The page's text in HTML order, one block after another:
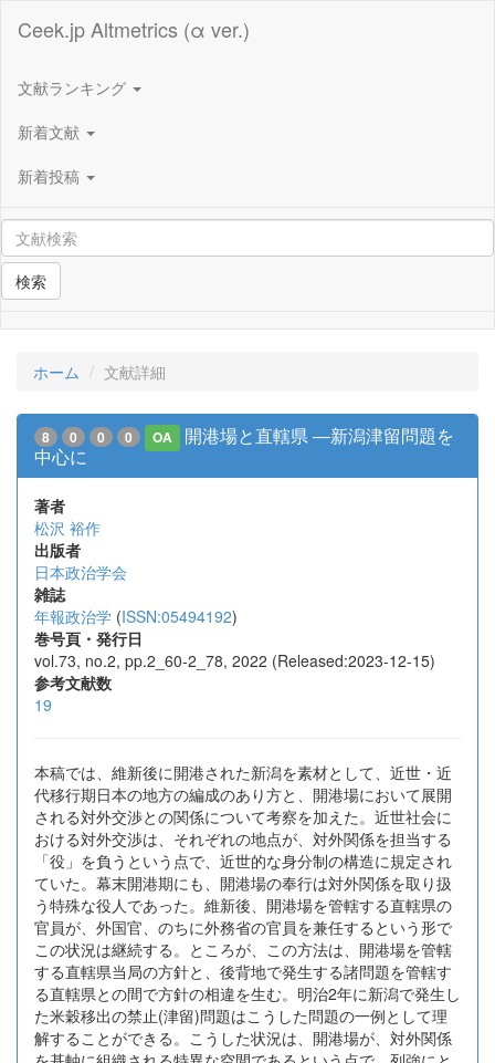
Ceek.jp Altmetrics (α ver.)
文献ランキング
新着文献
新着投稿
検索
ホーム 文献詳細
8 0 0 0 OA
開港場と直轄県 ―新潟津留問題を
中心に
著者
松沢 裕作
出版者
日本政治学会
雑誌
年報政治学 (ISSN:05494192)
巻号頁・発行日
vol.73, no.2, pp.2_60-2_78, 2022 (Released:2023-12-15)
参考文献数
19
本稿では、維新後に開港された新潟を素材として、近世・近
代移行期日本の地方の編成のあり方と、開港場において展開
される対外交渉との関係について考察を加えた。近世社会に
おける対外交渉は、それぞれの地点が、対外関係を担当する
「役」を負うという点で、近世的な身分制の構造に規定され
ていた。幕末開港期にも、開港場の奉行は対外関係を取り扱
う特殊な役人であった。維新後、開港場を管轄する直轄県の
官員が、外国官、のちに外務省の官員を兼任するという形で
この状況は継続する。ところが、この方法は、開港場を管轄
する直轄県当局の方針と、後背地で発生する諸問題を管轄す
る直轄県との間で方針の相違を生む。明治2年に新潟で発生し
た米穀移出の禁止(津留)問題はこうした問題の一例として理
解することができる。こうした状況は、開港場が、対外関係